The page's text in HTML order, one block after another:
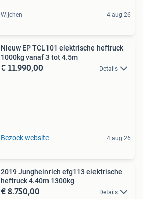
Wijchen 4 aug 26
Nieuw EP TCL101 elektrische heftruck
1000kg vanaf 3 tot 4.5m
€ 11.990,00 Details
Bezoek website 4 aug 26
2019 Jungheinrich efg113 elektrische
heftruck 4.40m 1300kg
€ 8.750,00 Details